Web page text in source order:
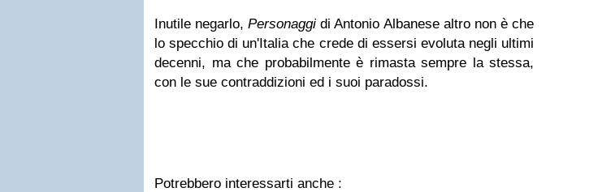
Inutile negarlo,Personaggi di Antonio Albanese altro non è che
lo specchio di un'Italia che crede di essersi evoluta negli ultimi
decenni, ma che probabilmente è rimasta sempre la stessa,
con le sue contraddizioni ed i suoi paradossi.
Potrebbero interessarti anche :